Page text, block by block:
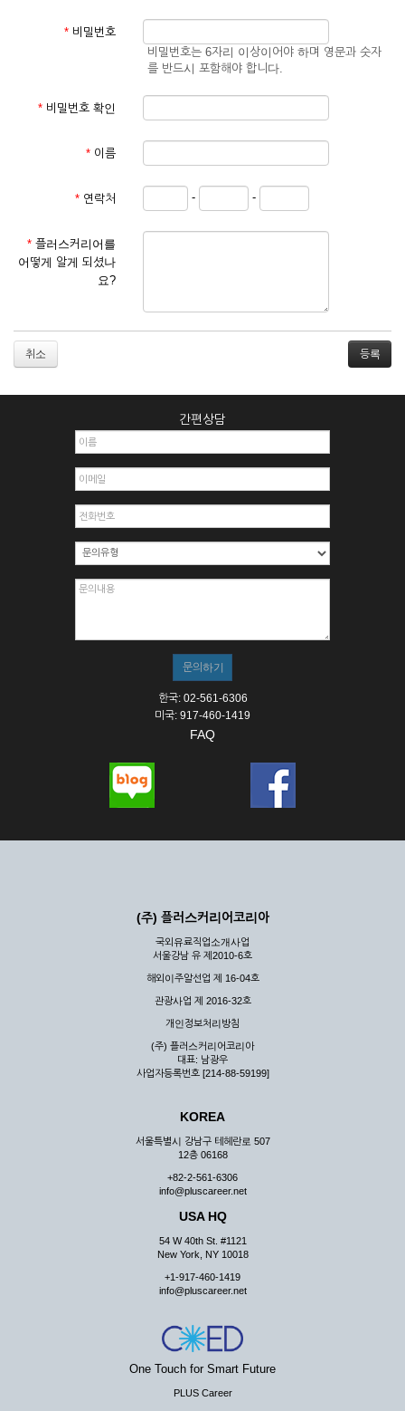
것으로 간주됩니다.
제3조 (약관의 외 준칙)
관계법령의 규정에 따릅니다.
① 서비스 이용계약은 서비스 이용 희망자가 본 약관에 동의한
를 심사, 승낙함으로써 성립하며, 회사는 신청자의 실명 확인 절
차를 밟을 수 있습니다.
② 회원가입시 입력한 ID는 변경할 수 없으며, 회원 1인당 한 개
의 ID가 발급됩니다. 부득이한 경우로 인해 변경하고자 하는 경
거절하거나 취소할 수 있으며, 실명으로 등록하지 않은 자의 일
2. 개인정보를 허위로 기재하여 신청할 경우
3. 경쟁 관게에 있는 이용자가 신청할 경우
4. 타인의 서비스 이용을 방해하거나, 정보를 도용한 경우
6. 이용자가 영업활동 또는 부정한 용도로 본 서비스를 이용할
7. 회사의 정보를 사전 승낙 없이 전재, 변조, 복사하여 이용하
8. 기타 회사가 정한 제반 사항을 위반하며 신청하는 경우
제5조 (서비스의 이용 및 중지)
② 시스템 점검, 교체 및 고장, 기술적인 이유, 국가비상사태, 정
스가 불가능할 경우 회사는 사전 공지나 예고 없이 서비스의 전
부 또는 일부를 일시적 또는 영구적으로 중지할 수 있습니다.
③ 기타 회사는 서비스를 제공할 수 없는 합당한 사유가 발생한
④ 회사는 제 2항 및 제 3항의 사유로 서비스의 제공이 일시적
여 배상하지 않습니다.
제3장 권리 및 의무
공할 수 있도록 최선의 노력을 다하여야 합니다.
게 누설, 배포하여서는 안됩니다. 다만, 관계법령에 의하여 국가
기관 등의 합법적인 요구가 있는 경우에는 해당 되지 않습니다.
③ 회사는 이용자로부터 제기되는 의견이나 불만이 정당하다고
인정할 경우에는 즉시 처리하여야 하며, 즉시 처리가 곤란한 경
우 그 처리를 위해 노력해야 합니다.
제7조 (회원의 의무)
① 회원은 ID와 비밀 번호에 관한 모든 관리의 책임이 있으며
② 회원은 이용신청서의 기재내용 중 변경된 내용이 있는 경우
서비스를 통하여 그 내용을 회사에 통지하여야 합니다.
③ 다른 회원의 ID와 비밀번호를 부당하게 사용하는 행위를
④ 회원은 회사의 서비스에서 타 사이트의 홍보행위를 하지 않
아야 하며 공공질서나 미풍약속에 위배되는 내용 혹은 저작권을
리 행위도 할 수 없습니다.
사가 통지하는 사항을 준수하여야 하며, 기타 회사의 업무에 방
해되는 행위를 하여서는 아니 됩니다.
제8조 (회원의 관리)
① 회원은 언제든 이 약관에 대한 동의를 철회할 수 있습니다.
* 비밀번호
비밀번호는 6자리 이상이어야 하며 영문과 숫자
를 반드시 포함해야 합니다.
* 비밀번호 확인
* 이름
* 연락처 - -
* 플러스커리어를
어떻게 알게 되셨나
요?
취소
간편상담
한국: 02-561-6306
미국: 917-460-1419
FAQ
(주) 플러스커리어코리아
국외유료직업소개사업
서울강남 유 제2010-6호
해외이주알선업 제 16-04호
관광사업 제 2016-32호
개인정보처리방침
(주) 플러스커리어코리아
대표: 남광우
사업자등록번호 [214-88-59199]
KOREA
서울특별시 강남구 테헤란로 507
12층 06168
+82-2-561-6306
info@pluscareer.net
USA HQ
54 W 40th St. #1121
New York, NY 10018
+1-917-460-1419
info@pluscareer.net
One Touch for Smart Future
PLUS Career